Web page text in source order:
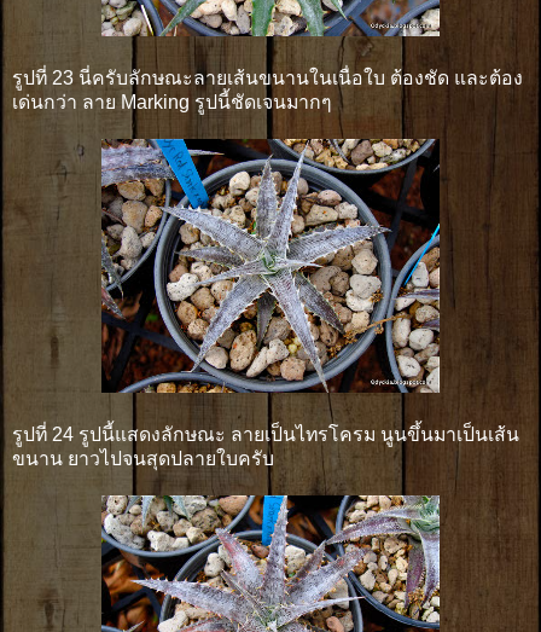
รูปที่ 23 นี่ครับลักษณะลายเส้นขนานในเนื่อใบ ต้องชัด และต้อง
เด่นกว่า ลาย Marking รูปนี้ชัดเจนมากๆ
รูปที่ 24 รูปนี้แสดงลักษณะ ลายเป็นไทรโครม นูนขึ้นมาเป็นเส้น
ขนาน ยาวไปจนสุดปลายใบครับ